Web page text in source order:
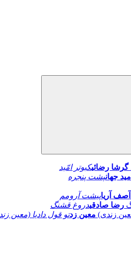
گرشا رضائیکبوتر امّید
امید جهانپشت پنجره
آصف آریاپیشت آرومم
رضا صادقیدروغ قشنگ
معین زدتو قول دادیا (معین